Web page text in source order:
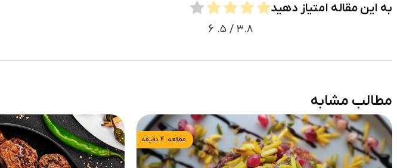
به این مقاله امتیاز دهید
۳.۸ / ۵. ۶
مطالب مشابه
مطالعه: ۴ دقیقه